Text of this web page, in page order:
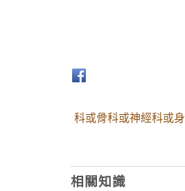
科或骨科或神經科或
相關知識